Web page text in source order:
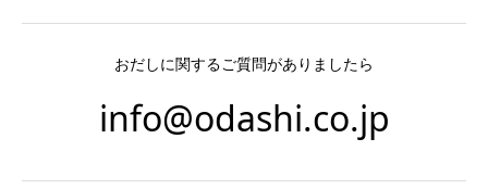
おだしに関するご質問がありましたら
info@odashi.co.jp